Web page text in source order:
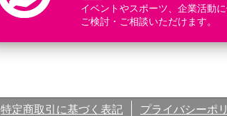
イベントやスポーツ、企業活動
ご検討・ご相談いただけます。
特定商取引に基づく表記 プライバシーポ